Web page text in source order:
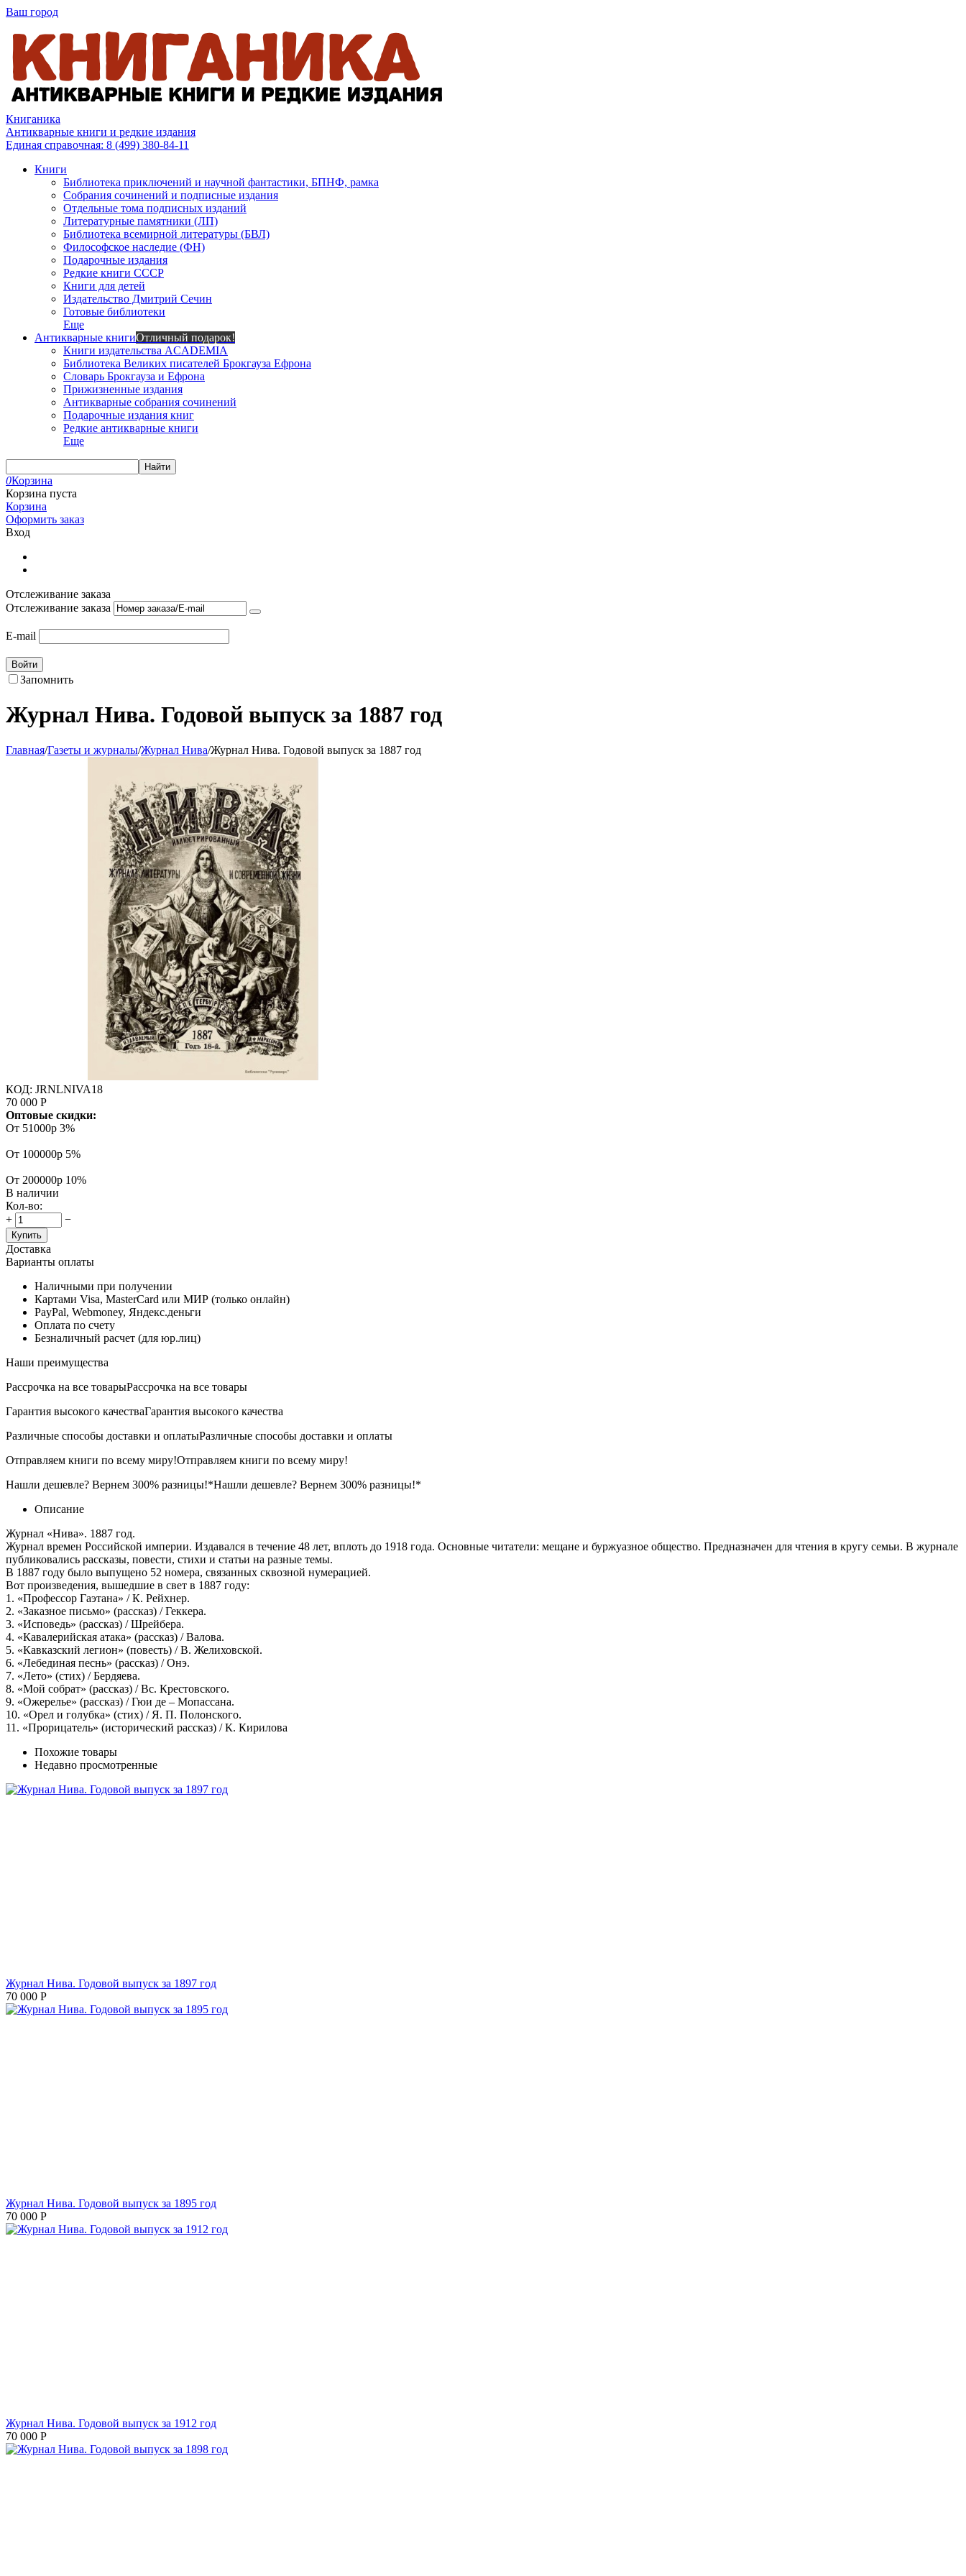
Ваш город
Книганика
Антикварные книги и редкие издания
Единая справочная: 8 (499) 380-84-11
Книги
Библиотека приключений и научной фантастики, БПНФ, рамка
Собрания сочинений и подписные издания
Отдельные тома подписных изданий
Литературные памятники (ЛП)
Библиотека всемирной литературы (БВЛ)
Философское наследие (ФН)
Подарочные издания
Редкие книги СССР
Книги для детей
Издательство Дмитрий Сечин
Готовые библиотеки
Еще
Антикварные книгиОтличный подарок!
Книги издательства ACADEMIA
Библиотека Великих писателей Брокгауза Ефрона
Словарь Брокгауза и Ефрона
Прижизненные издания
Антикварные собрания сочинений
Подарочные издания книг
Редкие антикварные книги
Еще
Найти
0Корзина
Корзина пуста
Корзина
Оформить заказ
Вход
Отслеживание заказа
Отслеживание заказа
E-mail
Войти
Запомнить
Журнал Нива. Годовой выпуск за 1887 год
Главная/Газеты и журналы/Журнал Нива/Журнал Нива. Годовой выпуск за 1887 год
КОД: JRNLNIVA18
70 000 Р
Оптовые скидки:
От 51000р 3%
От 100000р 5%
От 200000р 10%
В наличии
Кол-во:
+
−
Купить
Доставка
Варианты оплаты
Наличными при получении
Картами Visa, MasterCard или МИР (только онлайн)
PayPal, Webmoney, Яндекс.деньги
Оплата по счету
Безналичный расчет (для юр.лиц)
Наши преимущества
Рассрочка на все товарыРассрочка на все товары
Гарантия высокого качестваГарантия высокого качества
Различные способы доставки и оплатыРазличные способы доставки и оплаты
Отправляем книги по всему миру!Отправляем книги по всему миру!
Нашли дешевле? Вернем 300% разницы!*Нашли дешевле? Вернем 300% разницы!*
Описание
Журнал «Нива». 1887 год.
Журнал времен Российской империи. Издавался в течение 48 лет, вплоть до 1918 года. Основные читатели: мещане и буржуазное общество. Предназначен для чтения в кругу семьи. В журнале
публиковались рассказы, повести, стихи и статьи на разные темы.
В 1887 году было выпущено 52 номера, связанных сквозной нумерацией.
Вот произведения, вышедшие в свет в 1887 году:
1. «Профессор Гаэтана» / К. Рейхнер.
2. «Заказное письмо» (рассказ) / Геккера.
3. «Исповедь» (рассказ) / Шрейбера.
4. «Кавалерийская атака» (рассказ) / Валова.
5. «Кавказский легион» (повесть) / В. Желиховской.
6. «Лебединая песнь» (рассказ) / Онэ.
7. «Лето» (стих) / Бердяева.
8. «Мой собрат» (рассказ) / Вс. Крестовского.
9. «Ожерелье» (рассказ) / Гюи де – Мопассана.
10. «Орел и голубка» (стих) / Я. П. Полонского.
11. «Прорицатель» (исторический рассказ) / К. Кирилова
Похожие товары
Недавно просмотренные
Журнал Нива. Годовой выпуск за 1897 год
70 000 Р
Журнал Нива. Годовой выпуск за 1895 год
70 000 Р
Журнал Нива. Годовой выпуск за 1912 год
70 000 Р